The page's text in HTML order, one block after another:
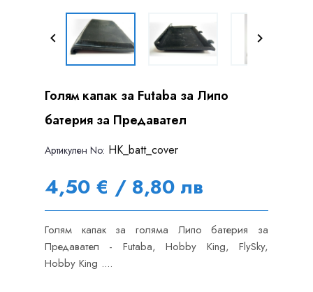
 
Голям капак за Futaba за Липо
батерия за Предавател
Артикулен Nо: HK_batt_cover
4,50 € / 8,80 лв
Голям капак за голяма Липо батерия за
Предавател - Futaba, Hobby King, FlySky,
Hobby King ....